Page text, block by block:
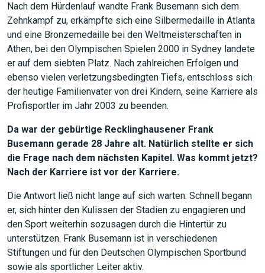
Nach dem Hürdenlauf wandte Frank Busemann sich dem
Zehnkampf zu, erkämpfte sich eine Silbermedaille in Atlanta
und eine Bronzemedaille bei den Weltmeisterschaften in
Athen, bei den Olympischen Spielen 2000 in Sydney landete
er auf dem siebten Platz. Nach zahlreichen Erfolgen und
ebenso vielen verletzungsbedingten Tiefs, entschloss sich
der heutige Familienvater von drei Kindern, seine Karriere als
Profisportler im Jahr 2003 zu beenden.
Da war der gebürtige Recklinghausener Frank
Busemann gerade 28 Jahre alt. Natürlich stellte er sich
die Frage nach dem nächsten Kapitel. Was kommt jetzt?
Nach der Karriere ist vor der Karriere.
Die Antwort ließ nicht lange auf sich warten: Schnell begann
er, sich hinter den Kulissen der Stadien zu engagieren und
den Sport weiterhin sozusagen durch die Hintertür zu
unterstützen. Frank Busemann ist in verschiedenen
Stiftungen und für den Deutschen Olympischen Sportbund
sowie als sportlicher Leiter aktiv.